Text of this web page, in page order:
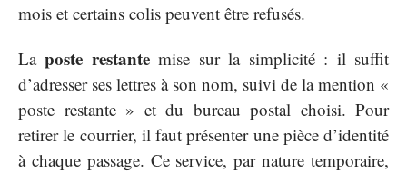
mois et certains colis peuvent être refusés.
Laposte restantemise sur la simplicité : il suffit
d’adresser ses lettres à son nom, suivi de la mention «
poste restante » et du bureau postal choisi. Pour
retirer le courrier, il faut présenter une pièce d’identité
à chaque passage. Ce service, par nature temporaire,